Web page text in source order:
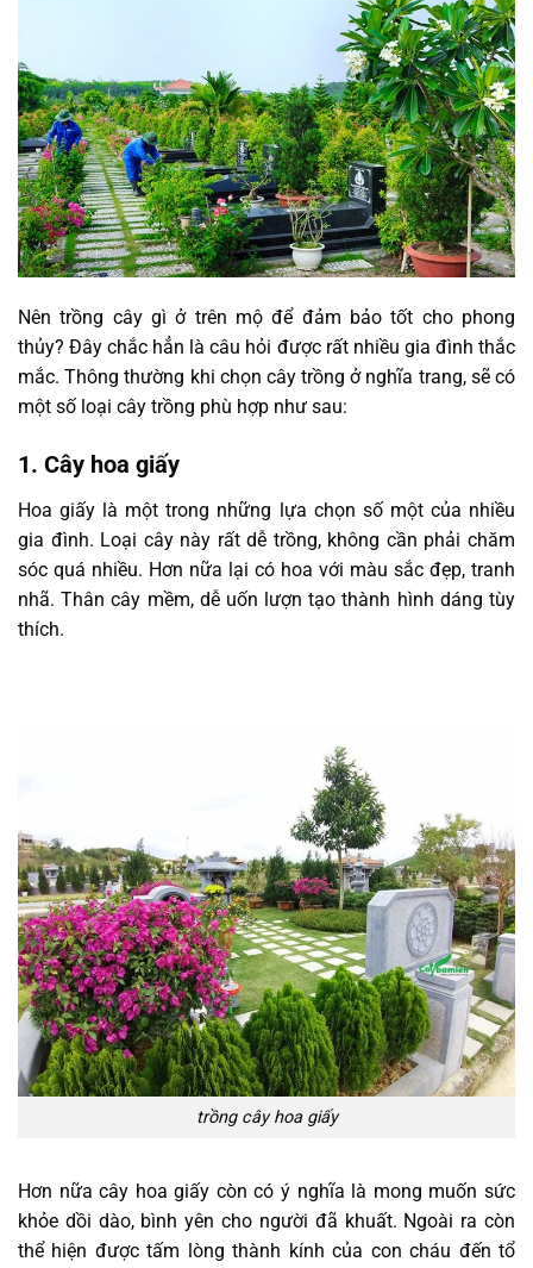
Nên trồng cây gì ở trên mộ để đảm bảo tốt cho phong
thủy? Đây chắc hẳn là câu hỏi được rất nhiều gia đình thắc
mắc. Thông thường khi chọn cây trồng ở nghĩa trang, sẽ có
một số loại cây trồng phù hợp như sau:
1. Cây hoa giấy
Hoa giấy là một trong những lựa chọn số một của nhiều
gia đình. Loại cây này rất dễ trồng, không cần phải chăm
sóc quá nhiều. Hơn nữa lại có hoa với màu sắc đẹp, tranh
nhã. Thân cây mềm, dễ uốn lượn tạo thành hình dáng tùy
thích.
trồng cây hoa giấy
Hơn nữa cây hoa giấy còn có ý nghĩa là mong muốn sức
khỏe dồi dào, bình yên cho người đã khuất. Ngoài ra còn
thể hiện được tấm lòng thành kính của con cháu đến tổ